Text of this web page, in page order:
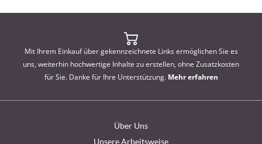
Mit Ihrem Einkauf über gekennzeichnete Links ermöglichen Sie es
uns, weiterhin hochwertige Inhalte zu erstellen, ohne Zusatzkosten
für Sie. Danke für Ihre Unterstützung. Mehr erfahren
Über Uns
Unsere Arbeitsweise